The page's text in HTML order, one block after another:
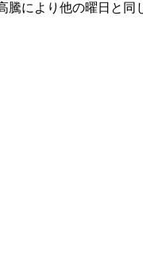
により他の曜日と